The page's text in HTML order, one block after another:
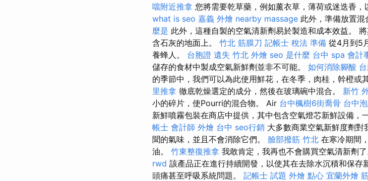
噹附近推拿 您將需要乾草藥，例如薰衣草，薄荷或迷迭香，
what is seo 嘉義 外燴 nearby massage 此外，準備放置混
麼是 此外，這種自製的空氣清新劑易於製造和成本效益。
含石灰的地面上。 竹北 筋膜刀 記帳士 稅法 準備 從4月到5
養蜂人。 台胞證 遺失 竹北 外燴 seo 是什麼 台中 spa 會計
儲存的食材中製成空氣新鮮劑並非不可能。 如何消除腳酸
的季節中，我們可以為此使用鮮花，在冬季，肉桂，幹橙或
里推拿 徹底乾燥選定的成分，然後在玻璃碗中混合。 新竹
小的碎片，使Pourri的混合物。 Air 台中楓樹6街喬骨 台中
新鮮噴霧包裝在商店中提供，其中包含空氣燈芯新鮮設備，
帳士 會計師 外燴 台中 seo行銷 大多數商業空氣新鮮度劑
聞的氣味，並且不會消除它們。 臉部撥筋 竹北 在寒冷期間
油。 竹東整復推拿 我敢肯定，我再也不會購買空氣清新劑了
rwd 該產品正在進行持續開發，以使其在去除水沉積和保存
頭痛甚至呼吸系統問題。 記帳士 試題 外燴 點心 宜蘭外燴